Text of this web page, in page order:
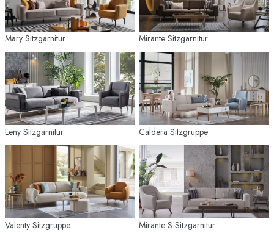
Mary Sitzgarnitur Mirante Sitzgarnitur
Leny Sitzgarnitur Caldera Sitzgruppe
Valenty Sitzgruppe Mirante S Sitzgarnitur